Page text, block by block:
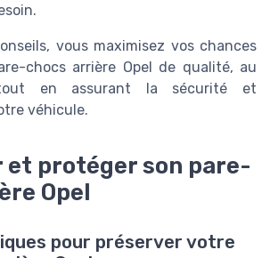
vous maximisez vos chances
chocs arrière Opel de qualité, au
en assurant la sécurité et
véhicule.
protéger son pare-
Opel
pour préserver votre